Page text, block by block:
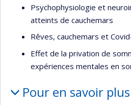
Psychophysiologie et
atteints de cauchemars
Rêves, cauchemars et
Effet de la privation de
expériences mentales en
Pour en savoir